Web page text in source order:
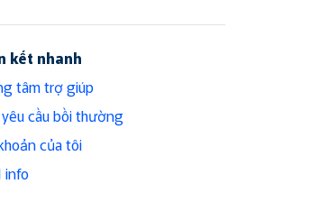
kết nhanh
tâm trợ giúp
cầu bồi thường
của tôi
info